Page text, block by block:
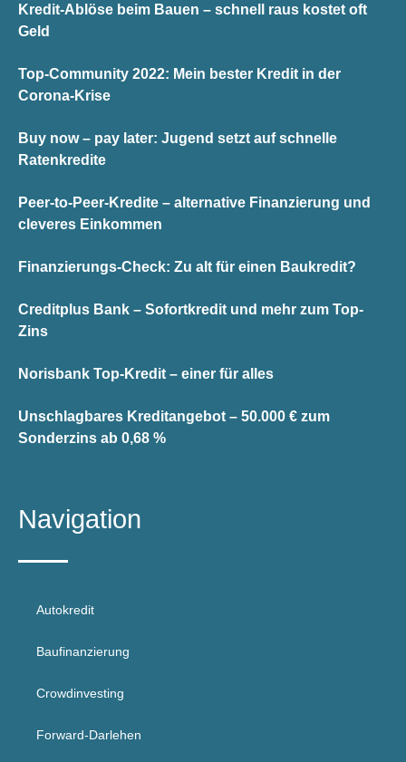
Kredit-Ablöse beim Bauen – schnell raus kostet oft
Geld
Top-Community 2022: Mein bester Kredit in der
Corona-Krise
Buy now – pay later: Jugend setzt auf schnelle
Ratenkredite
Peer-to-Peer-Kredite – alternative Finanzierung und
cleveres Einkommen
Finanzierungs-Check: Zu alt für einen Baukredit?
Creditplus Bank – Sofortkredit und mehr zum Top-
Zins
Norisbank Top-Kredit – einer für alles
Unschlagbares Kreditangebot – 50.000 € zum
Sonderzins ab 0,68 %
Navigation
Autokredit
Baufinanzierung
Crowdinvesting
Forward-Darlehen